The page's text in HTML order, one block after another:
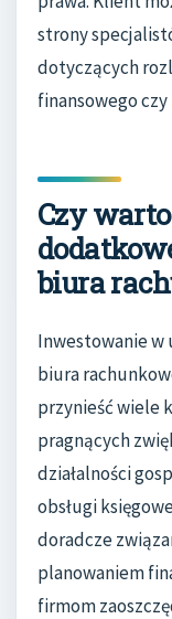
strony
dotyczących
finansowego
Czy
biura
Inwestowanie w
biura
przynieść wiele
pragnących
działalności
obsługi
doradcze
planowaniem
firmom